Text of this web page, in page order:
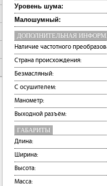
Уровень шума:
Малошумный:
ДОПОЛНИТЕЛЬНАЯ
Наличие частотного
Страна происхождения:
Безмасляный:
С осушителем:
Манометр:
Выходной разъём:
ГАБАРИТЫ
Длина:
Ширина:
Высота:
Масса: